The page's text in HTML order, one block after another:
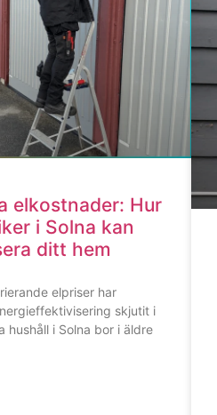
elkostnader: Hur
i Solna kan
ditt hem
elpriser har
skjutit i
hushåll i Solna bor i äldre